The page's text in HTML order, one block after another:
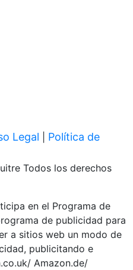
Legal
Política de
Todos los derechos
en el Programa de
de publicidad para
a sitios web un modo de
publicitando e
Amazon.de/